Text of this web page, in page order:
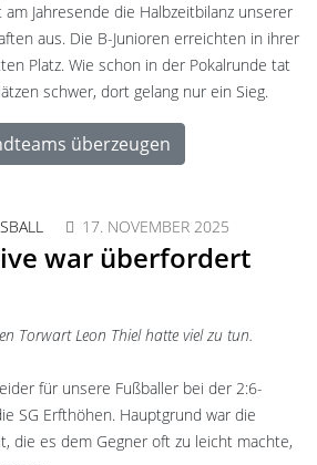
Jahresende die Halbzeitbilanz unserer
aus. Die B-Junioren erreichten in ihrer
Platz. Wie schon in der Pokalrunde tat
schwer, dort gelang nur ein Sieg.
überzeugen
17. NOVEMBER 2025
war überfordert
Torwart Leon Thiel hatte viel zu tun.
für unsere Fußballer bei der 2:6-
SG Erfthöhen. Hauptgrund war die
die es dem Gegner oft zu leicht machte,